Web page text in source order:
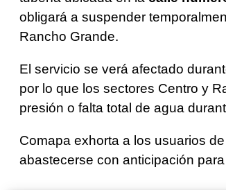
obligará a suspender
Rancho Grande.
El servicio se verá afectado
por lo que los sectores Centro y
presión o falta total de agua
Comapa exhorta a los usuarios
abastecerse con anticipación